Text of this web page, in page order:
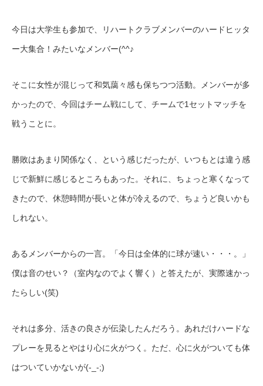
今日は大学生も参加で、リハートクラブメンバーのハードヒッタ
ー大集合！みたいなメンバー(^^♪
そこに女性が混じって和気藹々感も保ちつつ活動。メンバーが多
かったので、今回はチーム戦にして、チームで1セットマッチを
戦うことに。
勝敗はあまり関係なく、という感じだったが、いつもとは違う感
じで新鮮に感じるところもあった。それに、ちょっと寒くなって
きたので、休憩時間が長いと体が冷えるので、ちょうど良いかも
しれない。
あるメンバーからの一言。「今日は全体的に球が速い・・・。」
僕は音のせい？（室内なのでよく響く）と答えたが、実際速かっ
たらしい(笑)
それは多分、活きの良さが伝染したんだろう。あれだけハードな
プレーを見るとやはり心に火がつく。ただ、心に火がついても体
はついていかないが(-_-;)